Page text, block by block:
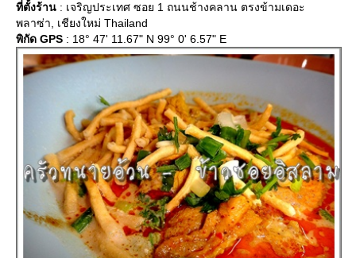
ที่ตั้งร้าน : เจริญประเทศ ซอย 1 ถนนช้างคลาน ตรงข้ามเดอะ
พลาซ่า, เชียงใหม่ Thailand
พิกัด GPS : 18° 47' 11.67" N 99° 0' 6.57" E